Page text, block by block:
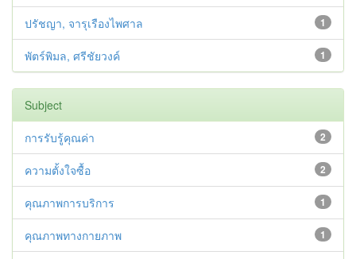
1
ปรัชญา, จารุเรืองไพศาล
1
พัตร์พิมล, ศรีชัยวงค์
Subject
2
การรับรู้คุณค่า
2
ความตั้งใจซื้อ
1
คุณภาพการบริการ
1
คุณภาพทางกายภาพ